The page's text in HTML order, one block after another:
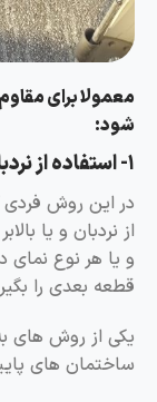
معمولا برای
شود:
۱- استفاده از نردبان و یا بالا بر
در این روش فردی
از نردبان و یا
و یا هر نوع نمای
قطعه بعدی را
یکی از روش های
ساختمان های